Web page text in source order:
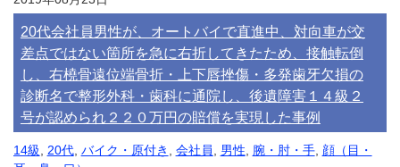
20代会社員男性が、オートバイで直進中、対向車が交
差点ではない箇所を急に右折してきたため、接触転倒
し、右橈骨遠位端骨折・上下唇挫傷・多発歯牙欠損の
診断名で整形外科・歯科に通院し、後遺障害１４級２
号が認められ２２０万円の賠償を実現した事例
14級 20代, バイク・原付き 会社員 男性 腕・肘・手, 顔（目・